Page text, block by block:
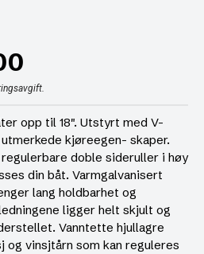
opp til 18″. Utstyrt med V-
kjøreegen- skaper.
doble sideruller i høy
din båt. Varmgalvanisert
lang holdbarhet og
ligger helt skjult og
Vanntette hjullagre
og vinsjtårn som kan reguleres